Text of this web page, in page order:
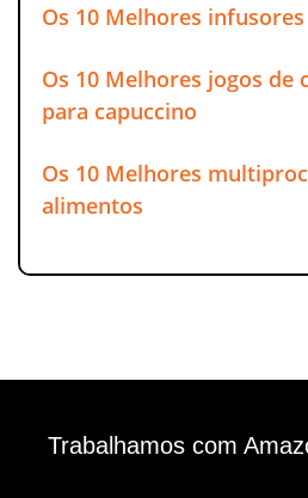
Os 10 Melhores infusores
Os 10 Melhores jogos de
para capuccino
Os 10 Melhores
alimentos
Trabalhamos com